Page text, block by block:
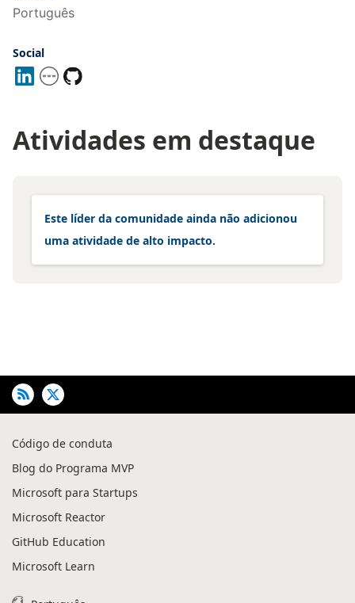
Português
Social
Atividades em destaque
Este líder da comunidade ainda não adicionou
uma atividade de alto impacto.
Código de conduta
Blog do Programa MVP
Microsoft para Startups
Microsoft Reactor
GitHub Education
Microsoft Learn